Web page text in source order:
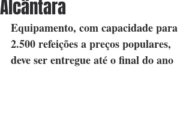
Alcântara
Equipamento, com capacidade para
2.500 refeições a preços populares,
deve ser entregue até o final do ano